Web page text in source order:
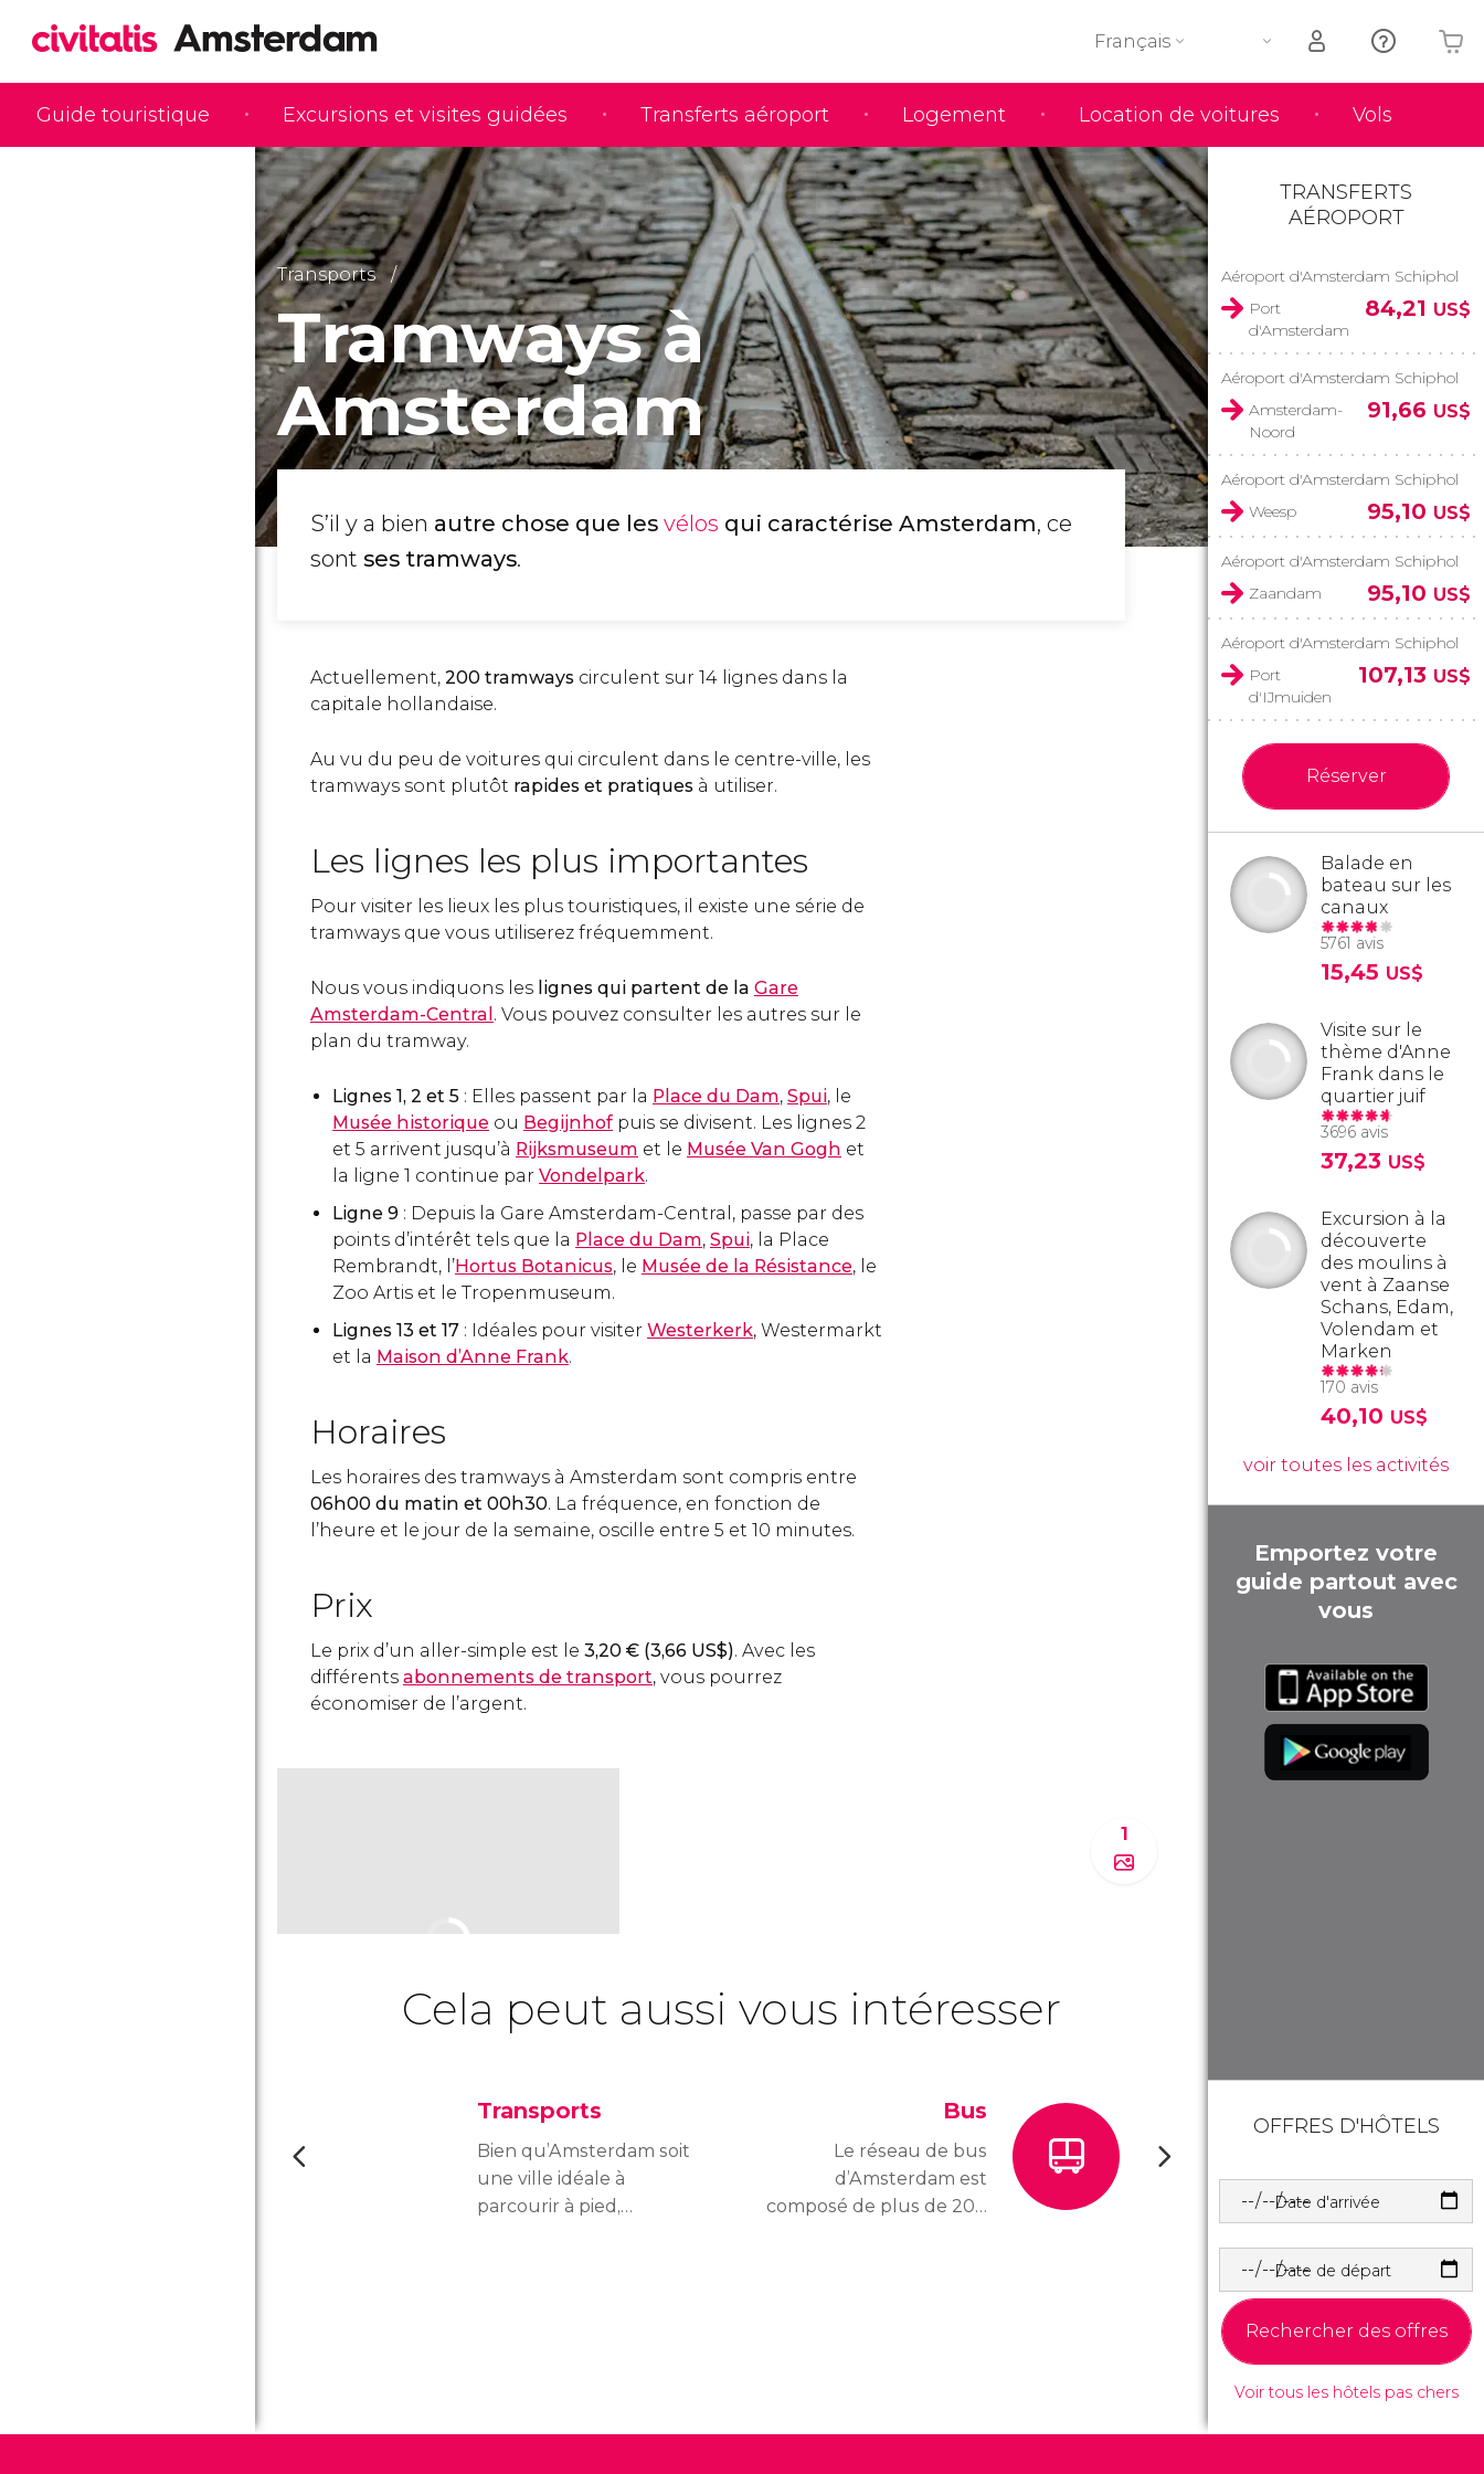
Guide touristique Excursions et visites guidées Transferts aéroport Logement Location de voitures Vols
Français
Votre panier est vide
Transports
Tramways à
Amsterdam
S’il y a bien autre chose que les vélos qui caractérise Amsterdam, ce
sont ses tramways.
Actuellement, 200 tramways circulent sur 14 lignes dans la
capitale hollandaise.
Au vu du peu de voitures qui circulent dans le centre-ville, les
tramways sont plutôt rapides et pratiques à utiliser.
Les lignes les plus importantes
Pour visiter les lieux les plus touristiques, il existe une série de
tramways que vous utiliserez fréquemment.
Nous vous indiquons les lignes qui partent de la Gare
Amsterdam-Central . Vous pouvez consulter les autres sur le
plan du tramway.
Lignes 1, 2 et 5 : Elles passent par la Place du Dam, Spui, le
Musée historique ou Begijnhof puis se divisent. Les lignes 2
et 5 arrivent jusqu’à Rijksmuseum et le Musée Van Gogh et
la ligne 1 continue par Vondelpark.
Ligne 9 : Depuis la Gare Amsterdam-Central, passe par des
points d’intérêt tels que la Place du Dam, Spui, la Place
Rembrandt, l’Hortus Botanicus, le Musée de la Résistance, le
Zoo Artis et le Tropenmuseum.
Lignes 13 et 17 : Idéales pour visiter Westerkerk, Westermarkt
et la Maison d’Anne Frank.
Horaires
Les horaires des tramways à Amsterdam sont compris entre
06h00 du matin et 00h30. La fréquence, en fonction de
l’heure et le jour de la semaine, oscille entre 5 et 10 minutes.
Prix
Le prix d’un aller-simple est le 3,20 € (3,66 US$). Avec les
différents abonnements de transport, vous pourrez
économiser de l’argent.
1
Cela peut aussi vous intéresser
Transports
Bien qu’Amsterdam soit
une ville idéale à
parcourir à pied,
Bus
Le réseau de bus
d’Amsterdam est
composé de plus de 200
TRANSFERTS
AÉROPORT
Aéroport d'Amsterdam Schiphol
Port
d'Amsterdam
84,21 US$
Aéroport d'Amsterdam Schiphol
Amsterdam-
Noord
91,66 US$
Aéroport d'Amsterdam Schiphol
Weesp
95,10 US$
Aéroport d'Amsterdam Schiphol
Zaandam
95,10 US$
Aéroport d'Amsterdam Schiphol
Port
d'IJmuiden
107,13 US$
Réserver
Balade en
bateau sur les
canaux
5761 avis
15,45 US$
Visite sur le
thème d'Anne
Frank dans le
quartier juif
3696 avis
37,23 US$
Excursion à la
découverte
des moulins à
vent à Zaanse
Schans, Edam,
Volendam et
Marken
170 avis
40,10 US$
voir toutes les activités
Emportez votre
guide partout avec
vous
OFFRES D'HÔTELS
Date d'arrivée
Date de départ
Rechercher des offres
Voir tous les hôtels pas chers